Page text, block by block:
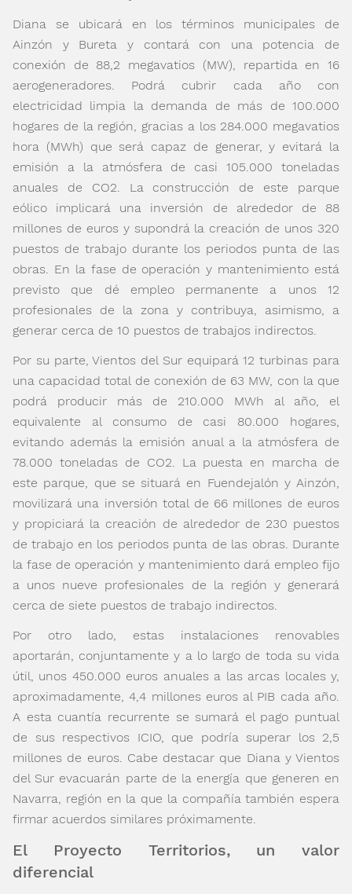
Diana se ubicará en los términos municipales de
Ainzón y Bureta y contará con una potencia de
conexión de 88,2 megavatios (MW), repartida en 16
aerogeneradores. Podrá cubrir cada año con
electricidad limpia la demanda de más de 100.000
hogares de la región, gracias a los 284.000 megavatios
hora (MWh) que será capaz de generar, y evitará la
emisión a la atmósfera de casi 105.000 toneladas
anuales de CO2. La construcción de este parque
eólico implicará una inversión de alrededor de 88
millones de euros y supondrá la creación de unos 320
puestos de trabajo durante los periodos punta de las
obras. En la fase de operación y mantenimiento está
previsto que dé empleo permanente a unos 12
profesionales de la zona y contribuya, asimismo, a
generar cerca de 10 puestos de trabajos indirectos.
Por su parte, Vientos del Sur equipará 12 turbinas para
una capacidad total de conexión de 63 MW, con la que
podrá producir más de 210.000 MWh al año, el
equivalente al consumo de casi 80.000 hogares,
evitando además la emisión anual a la atmósfera de
78.000 toneladas de CO2. La puesta en marcha de
este parque, que se situará en Fuendejalón y Ainzón,
movilizará una inversión total de 66 millones de euros
y propiciará la creación de alrededor de 230 puestos
de trabajo en los periodos punta de las obras. Durante
la fase de operación y mantenimiento dará empleo fijo
a unos nueve profesionales de la región y generará
cerca de siete puestos de trabajo indirectos.
Por otro lado, estas instalaciones renovables
aportarán, conjuntamente y a lo largo de toda su vida
útil, unos 450.000 euros anuales a las arcas locales y,
aproximadamente, 4,4 millones euros al PIB cada año.
A esta cuantía recurrente se sumará el pago puntual
de sus respectivos ICIO, que podría superar los 2,5
millones de euros. Cabe destacar que Diana y Vientos
del Sur evacuarán parte de la energía que generen en
Navarra, región en la que la compañía también espera
firmar acuerdos similares próximamente.
El Proyecto Territorios, un valor
diferencial